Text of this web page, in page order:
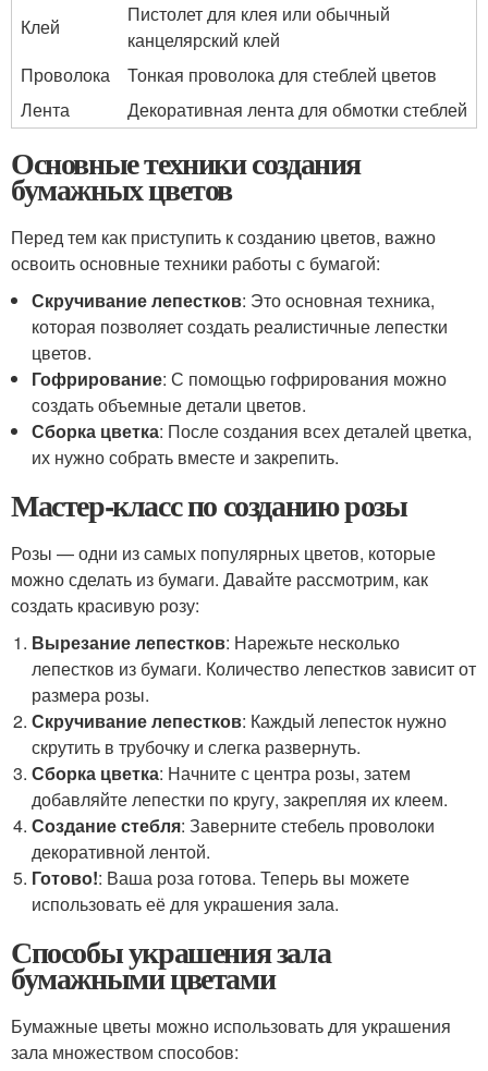
Клей
Пистолет для клея или обычный
канцелярский клей
Проволока
Тонкая проволока для стеблей цветов
Лента
Декоративная лента для обмотки стеблей
Основные техники создания
бумажных цветов
Перед тем как приступить к созданию цветов, важно
освоить основные техники работы с бумагой:
Скручивание лепестков: Это основная техника,
которая позволяет создать реалистичные лепестки
цветов.
Гофрирование: С помощью гофрирования можно
создать объемные детали цветов.
Сборка цветка: После создания всех деталей цветка,
их нужно собрать вместе и закрепить.
Мастер-класс по созданию розы
Розы — одни из самых популярных цветов, которые
можно сделать из бумаги. Давайте рассмотрим, как
создать красивую розу:
Вырезание лепестков: Нарежьте несколько
лепестков из бумаги. Количество лепестков зависит от
размера розы.
Скручивание лепестков: Каждый лепесток нужно
скрутить в трубочку и слегка развернуть.
Сборка цветка: Начните с центра розы, затем
добавляйте лепестки по кругу, закрепляя их клеем.
Создание стебля: Заверните стебель проволоки
декоративной лентой.
Готово!: Ваша роза готова. Теперь вы можете
использовать её для украшения зала.
Способы украшения зала
бумажными цветами
Бумажные цветы можно использовать для украшения
зала множеством способов: